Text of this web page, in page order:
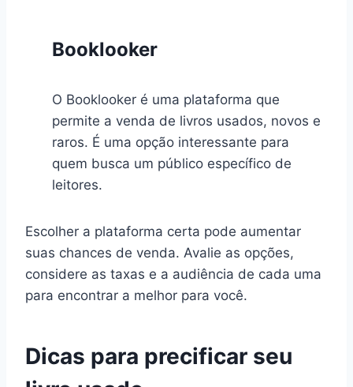
Booklooker
O Booklooker é uma plataforma que
permite a venda de livros usados, novos e
raros. É uma opção interessante para
quem busca um público específico de
leitores.
Escolher a plataforma certa pode aumentar
suas chances de venda. Avalie as opções,
considere as taxas e a audiência de cada uma
para encontrar a melhor para você.
Dicas para precificar seu